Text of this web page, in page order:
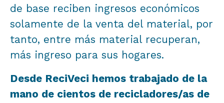
de base reciben ingresos económicos
solamente de la venta del material, por
tanto, entre más material recuperan,
más ingreso para sus hogares.
Desde ReciVeci hemos trabajado de la
mano de cientos de recicladores/as de